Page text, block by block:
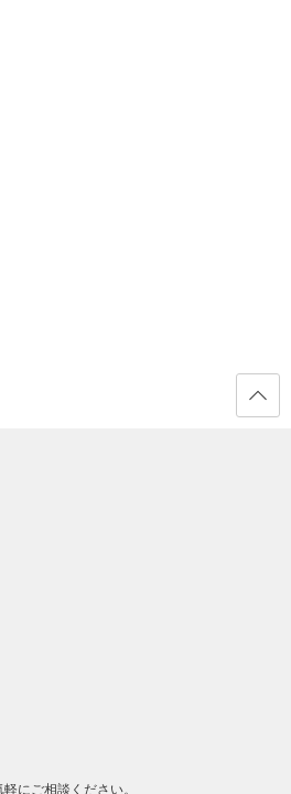
にご相談ください。